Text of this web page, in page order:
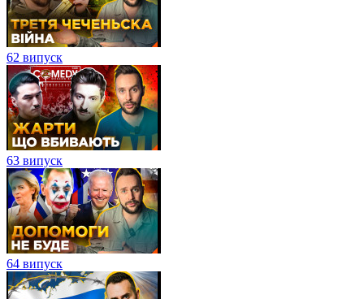
62 випуск
63 випуск
64 випуск